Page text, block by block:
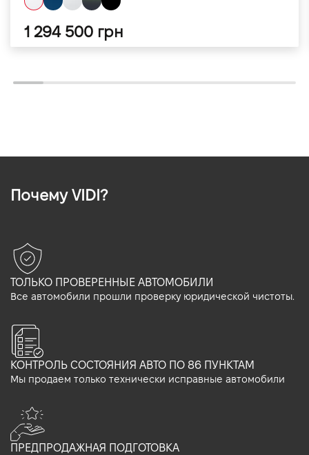
1 294 500 грн
Почему VIDI?
ТОЛЬКО ПРОВЕРЕННЫЕ АВТОМОБИЛИ
Все автомобили прошли проверку юридической чистоты.
КОНТРОЛЬ СОСТОЯНИЯ АВТО ПО 86 ПУНКТАМ
Мы продаем только технически исправные автомобили
ПРЕДПРОДАЖНАЯ ПОДГОТОВКА